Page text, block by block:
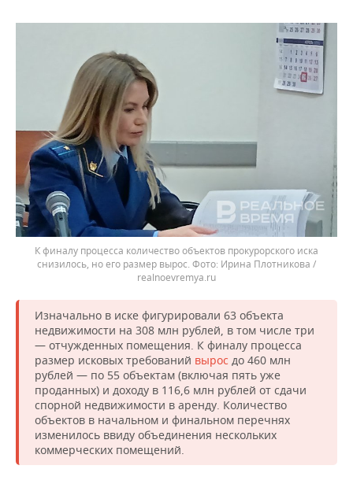
К финалу процесса количество объектов прокурорского иска
снизилось, но его размер вырос.
Ирина Плотникова /
realnoevremya.ru
Изначально в иске фигурировали 63 объекта
недвижимости на 308 млн рублей, в том числе три
— отчужденных помещения. К финалу процесса
размер исковых требований вырос до 460 млн
рублей — по 55 объектам (включая пять уже
проданных) и доходу в 116,6 млн рублей от сдачи
спорной недвижимости в аренду. Количество
объектов в начальном и финальном перечнях
изменилось ввиду объединения нескольких
коммерческих помещений.